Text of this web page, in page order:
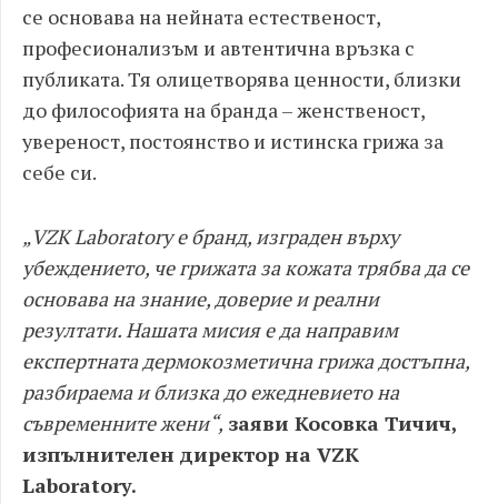
се основава на нейната естественост,
професионализъм и автентична връзка с
публиката. Тя олицетворява ценности, близки
до философията на бранда – женственост,
увереност, постоянство и истинска грижа за
себе си.
„VZK Laboratory е бранд, изграден върху
убеждението, че грижата за кожата трябва да се
основава на знание, доверие и реални
резултати. Нашата мисия е да направим
експертната дермокозметична грижа достъпна,
разбираема и близка до ежедневието на
съвременните жени“, заяви Косовка Тичич,
изпълнителен директор на VZK
Laboratory.